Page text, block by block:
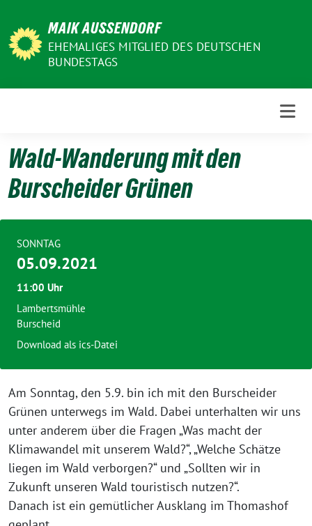
zum
Inhalt
MAIK AUSSENDORF
EHEMALIGES MITGLIED DES DEUTSCHEN
BUNDESTAGS
Wald-Wanderung mit den
Burscheider Grünen
Am Sonntag, den 5.9. bin ich mit den Burscheider
Grünen unterwegs im Wald. Dabei unterhalten wir uns
unter anderem über die Fragen „Was macht der
Klimawandel mit unserem Wald?“, „Welche Schätze
liegen im Wald verborgen?“ und „Sollten wir in
Zukunft unseren Wald touristisch nutzen?“.
Danach ist ein gemütlicher Ausklang im Thomashof
SONNTAG
05.09.2021
11:00 Uhr
Lambertsmühle
Burscheid
Download als ics-Datei